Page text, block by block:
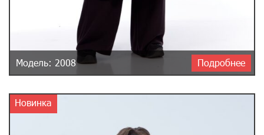
Модель: 2008 Подробнее
Новинка